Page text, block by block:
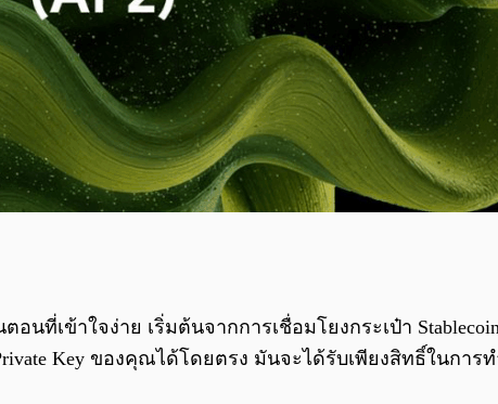
นที่เข้าใจง่าย เริ่มต้นจากการเชื่อมโยงกระเป๋า
Key ของคุณได้โดยตรง มันจะได้รับเพียงสิทธิ์ในกา